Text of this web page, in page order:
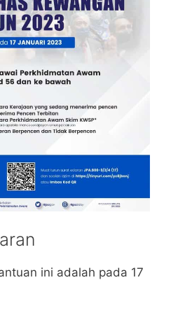
ini adalah pada 17